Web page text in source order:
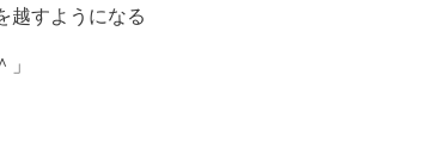
越すようになる